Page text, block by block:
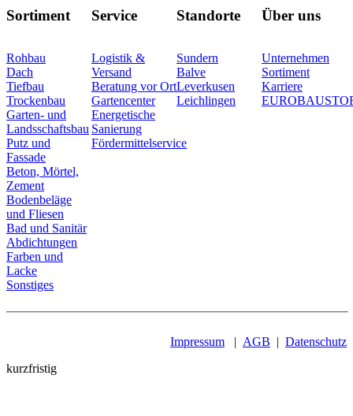
Sortiment
Rohbau
Dach
Tiefbau
Trockenbau
Garten- und
Landsschaftsbau
Putz und
Fassade
Beton, Mörtel,
Zement
Bodenbeläge
und Fliesen
Bad und Sanitär
Abdichtungen
Farben und
Lacke
Sonstiges
Service
Logistik &
Versand
Beratung vor Ort
Gartencenter
Energetische
Sanierung
Fördermittelservice
Standorte
Sundern
Balve
Leverkusen
Leichlingen
Über uns
Unternehmen
Sortiment
Karriere
Impressum | AGB | Datenschutz
kurzfristig